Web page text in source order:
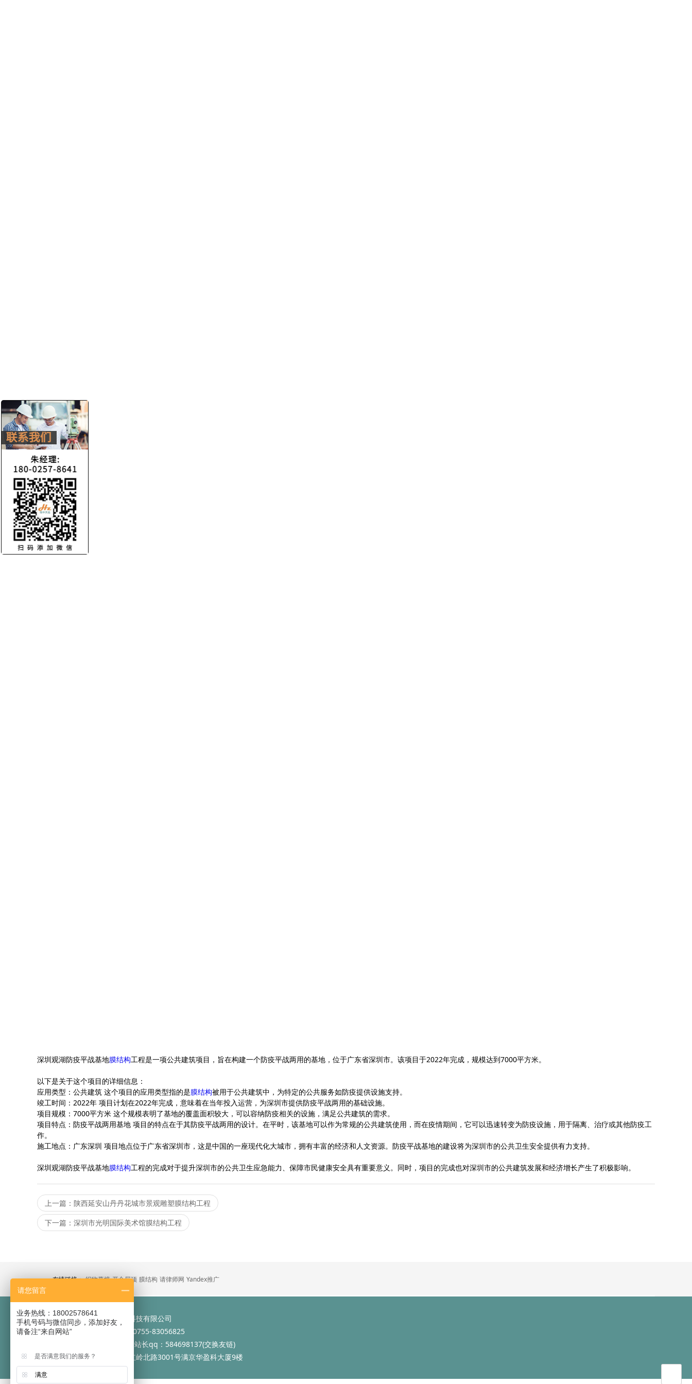
深圳观湖防疫平战基地膜结构工程是一项公共建筑项目，旨在构建一个防疫平战两用的基地，位于广东省深圳市。该项目于2022年完成，规模达到7000平方米。
以下是关于这个项目的详细信息：
应用类型：公共建筑 这个项目的应用类型指的是膜结构被用于公共建筑中，为特定的公共服务如防疫提供设施支持。
竣工时间：2022年 项目计划在2022年完成，意味着在当年投入运营，为深圳市提供防疫平战两用的基础设施。
项目规模：7000平方米 这个规模表明了基地的覆盖面积较大，可以容纳防疫相关的设施，满足公共建筑的需求。
项目特点：防疫平战两用基地 项目的特点在于其防疫平战两用的设计。在平时，该基地可以作为常规的公共建筑使用，而在疫情期间，它可以迅速转变为防疫设施，用于隔离、治疗或其他防疫工
作。
施工地点：广东深圳 项目地点位于广东省深圳市，这是中国的一座现代化大城市，拥有丰富的经济和人文资源。防疫平战基地的建设将为深圳市的公共卫生安全提供有力支持。
深圳观湖防疫平战基地膜结构工程的完成对于提升深圳市的公共卫生应急能力、保障市民健康安全具有重要意义。同时，项目的完成也对深圳市的公共建筑发展和经济增长产生了积极影响。
上一篇：陕西延安山丹丹花城市景观雕塑膜结构工程
下一篇：深圳市光明国际美术馆膜结构工程
友情链接： 织物幕墙 开合屋顶 膜结构 请律师网 Yandex推广
公司：深圳市恒中天远建筑科技有限公司
手机：18002578641 座机：0755-83056825
83056995@163.com 站长qq：584698137(交换友链)
地址：广东省深圳市福田区红岭北路3001号满京华盈科大厦9楼
请您留言
业务热线：18002578641
手机号码与微信同步，添加好友，
请备注“来自网站”
是否满意我们的服务？
满意